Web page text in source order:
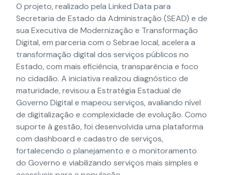
O projeto, realizado pela Linked Data para
Secretaria de Estado da Administração (SEAD) e de
sua Executiva de Modernização e Transformação
Digital, em parceria com o Sebrae local, acelera a
transformação digital dos serviços públicos no
Estado, com mais eficiência, transparência e foco
no cidadão. A iniciativa realizou diagnóstico de
maturidade, revisou a Estratégia Estadual de
Governo Digital e mapeou serviços, avaliando nível
de digitalização e complexidade de evolução. Como
suporte à gestão, foi desenvolvida uma plataforma
com dashboard e cadastro de serviços,
fortalecendo o planejamento e o monitoramento
do Governo e viabilizando serviços mais simples e